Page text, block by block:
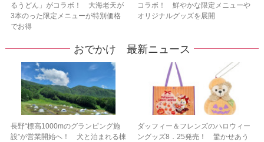
るうどん」がコラボ！ 大海老天が
3本のった限定メニューが特別価格
でお得
コラボ！ 鮮やかな限定メニューや
オリジナルグッズを展開
おでかけ 最新ニュース
長野“標高1000mのグランピング施
設”が営業開始へ！ 犬と泊まれる棟
ダッフィー＆フレンズのハロウィー
ングッズ8．25発売！ 驚かせあう